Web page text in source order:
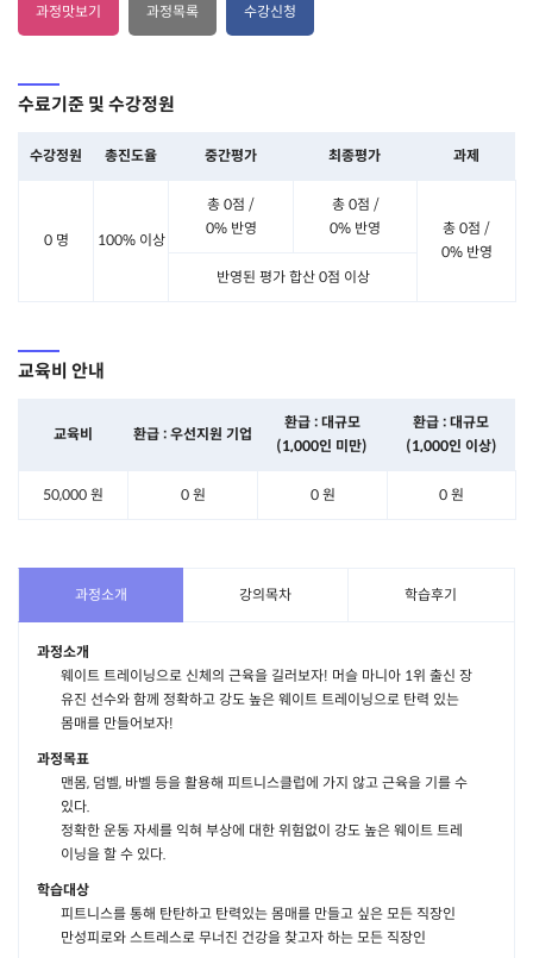
과정맛보기 과정목록 수강신청
수료기준 및 수강정원
수강정원 총진도율 중간평가 최종평가 과제
0 명 100% 이상
총 0점 /
0% 반영
총 0점 /
0% 반영
총 0점 /
0% 반영
반영된 평가 합산 0점 이상
교육비 안내
교육비 환급 : 우선지원 기업
환급 : 대규모
(1,000인 미만)
환급 : 대규모
(1,000인 이상)
50,000 원 0 원 0 원 0 원
과정소개 강의목차 학습후기
과정소개
웨이트 트레이닝으로 신체의 근육을 길러보자! 머슬 마니아 1위 출신 장
유진 선수와 함께 정확하고 강도 높은 웨이트 트레이닝으로 탄력 있는
몸매를 만들어보자!
과정목표
맨몸, 덤벨, 바벨 등을 활용해 피트니스클럽에 가지 않고 근육을 기를 수
있다.
정확한 운동 자세를 익혀 부상에 대한 위험없이 강도 높은 웨이트 트레
이닝을 할 수 있다.
학습대상
피트니스를 통해 탄탄하고 탄력있는 몸매를 만들고 싶은 모든 직장인
만성피로와 스트레스로 무너진 건강을 찾고자 하는 모든 직장인